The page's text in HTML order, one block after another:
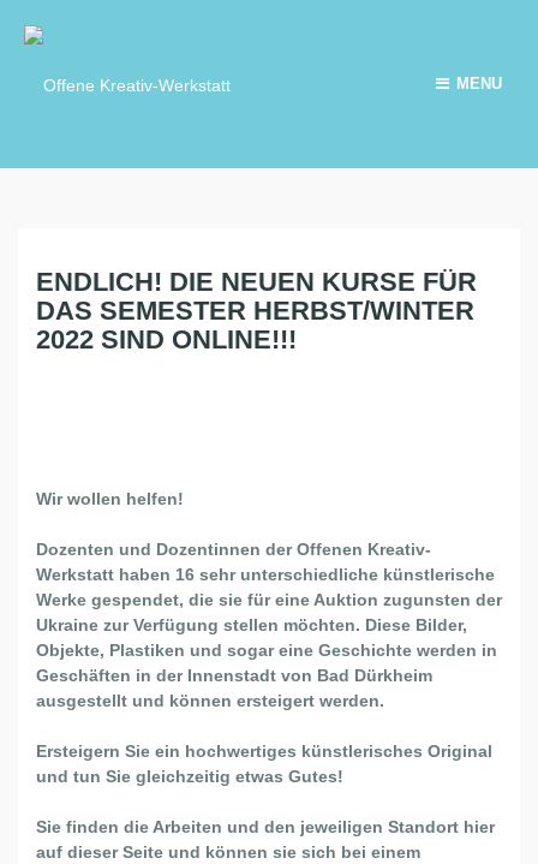
MENU
K
U
N
T
O
N
ENDLICH! DIE NEUEN KURSE FÜR
DAS SEMESTER HERBST/WINTER
2022 SIND ONLINE!!!
Wir wollen helfen!
Dozenten und Dozentinnen der Offenen Kreativ-
Werkstatt haben 16 sehr unterschiedliche künstlerische
Werke gespendet, die sie für eine Auktion zugunsten der
Ukraine zur Verfügung stellen möchten. Diese Bilder,
Objekte, Plastiken und sogar eine Geschichte werden in
Geschäften in der Innenstadt von Bad Dürkheim
ausgestellt und können ersteigert werden.
Ersteigern Sie ein hochwertiges künstlerisches Original
und tun Sie gleichzeitig etwas Gutes!
Sie finden die Arbeiten und den jeweiligen Standort hier
auf dieser Seite und können sie sich bei einem